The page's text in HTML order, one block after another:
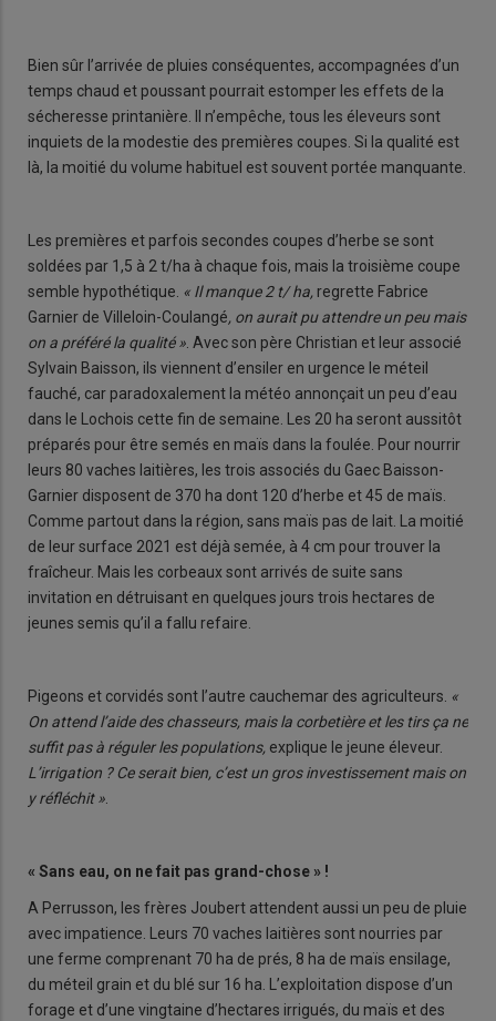
Bien sûr l’arrivée de pluies conséquentes, accompagnées d’un
temps chaud et poussant pourrait estomper les effets de la
sécheresse printanière. Il n’empêche, tous les éleveurs sont
inquiets de la modestie des premières coupes. Si la qualité est
là, la moitié du volume habituel est souvent portée manquante.
Les premières et parfois secondes coupes d’herbe se sont
soldées par 1,5 à 2 t/ha à chaque fois, mais la troisième coupe
semble hypothétique. « Il manque 2 t/ ha, regrette Fabrice
Garnier de Villeloin-Coulangé, on aurait pu attendre un peu mais
on a préféré la qualité » . Avec son père Christian et leur associé
Sylvain Baisson, ils viennent d’ensiler en urgence le méteil
fauché, car paradoxalement la météo annonçait un peu d’eau
dans le Lochois cette fin de semaine. Les 20 ha seront aussitôt
préparés pour être semés en maïs dans la foulée. Pour nourrir
leurs 80 vaches laitières, les trois associés du Gaec Baisson-
Garnier disposent de 370 ha dont 120 d’herbe et 45 de maïs.
Comme partout dans la région, sans maïs pas de lait. La moitié
de leur surface 2021 est déjà semée, à 4 cm pour trouver la
fraîcheur. Mais les corbeaux sont arrivés de suite sans
invitation en détruisant en quelques jours trois hectares de
jeunes semis qu’il a fallu refaire.
Pigeons et corvidés sont l’autre cauchemar des agriculteurs. «
On attend l’aide des chasseurs, mais la corbetière et les tirs ça ne
suffit pas à réguler les populations, explique le jeune éleveur.
L’irrigation ? Ce serait bien, c’est un gros investissement mais on
y réfléchit »
« Sans eau, on ne fait pas grand-chose » !
A Perrusson, les frères Joubert attendent aussi un peu de pluie
avec impatience. Leurs 70 vaches laitières sont nourries par
une ferme comprenant 70 ha de prés, 8 ha de maïs ensilage,
du méteil grain et du blé sur 16 ha. L’exploitation dispose d’un
forage et d’une vingtaine d’hectares irrigués, du maïs et des